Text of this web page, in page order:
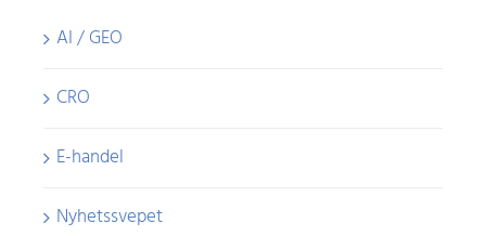
AI / GEO
CRO
E-handel
Nyhetssvepet